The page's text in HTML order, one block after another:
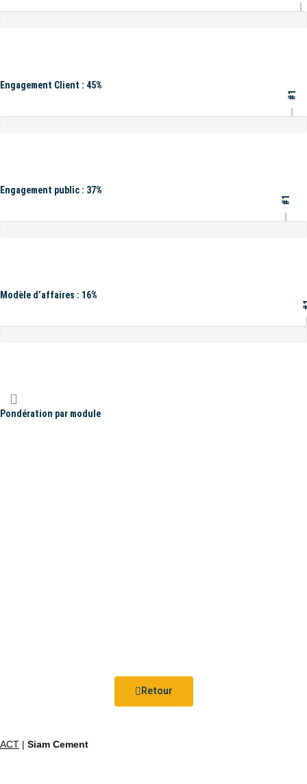
Engagement Client : 45%
#1
Engagement public : 37%
#1
Modèle d’affaires : 16%
Pondération par module
Retour
ACT | Siam Cement